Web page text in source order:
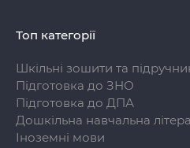
Топ категорії
Шкільні зошити та
Підготовка до ЗНО
Підготовка до ДПА
Дошкільна навчальна
Іноземні мови